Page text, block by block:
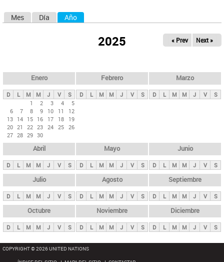
ds
p
n
i
p
a
l
s
Mes Día Año
2025 « Prev Next »
Enero
D L M M J V
S
1
2 3 4
5
6
7 8 9 10 11
12
13 14 15 16 17 18
19
20 21 22 23 24 25 26
27 28 29 30
Febrero
D L M M J V S
Marzo
D L M M J V S
Abril
D L M M J V S
Mayo
D L M M J V S
Junio
D L M M J V S
Julio
D L M M J V S
Agosto
D L M M J V S
Septiembre
D L M M J V S
Octubre
D L M M J V S
Noviembre
D L M M J V S
Diciembre
D L M M J V S
COPYRIGHT © 2026 UNITED NATIONS